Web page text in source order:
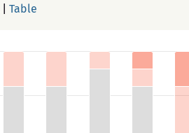
Table